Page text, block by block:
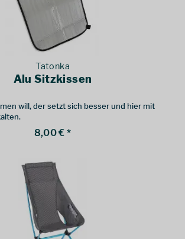
Tatonka
Alu Sitzkissen
will, der setzt sich besser und hier mit
8,00 € *